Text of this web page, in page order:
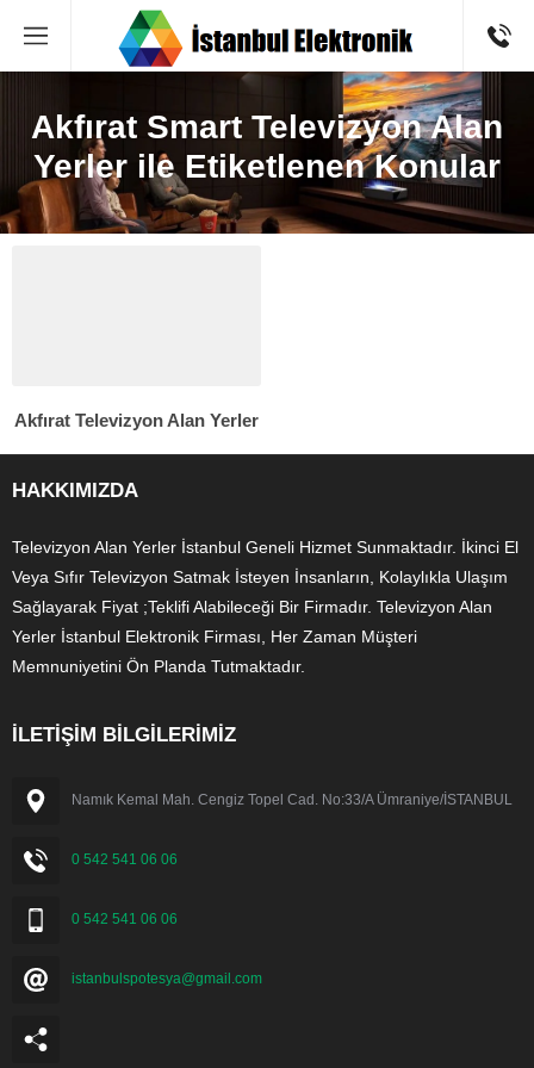
Akfırat Smart Televizyon Alan
Yerler ile Etiketlenen Konular
Akfırat Televizyon Alan Yerler
HAKKIMIZDA
Televizyon Alan Yerler İstanbul Geneli Hizmet Sunmaktadır. İkinci El
Veya Sıfır Televizyon Satmak İsteyen İnsanların, Kolaylıkla Ulaşım
Sağlayarak Fiyat ;Teklifi Alabileceği Bir Firmadır. Televizyon Alan
Yerler İstanbul Elektronik Firması, Her Zaman Müşteri
Memnuniyetini Ön Planda Tutmaktadır.
İLETİŞİM BİLGİLERİMİZ
Namık Kemal Mah. Cengiz Topel Cad. No:33/A Ümraniye/İSTANBUL
0 542 541 06 06
0 542 541 06 06
istanbulspotesya@gmail.com